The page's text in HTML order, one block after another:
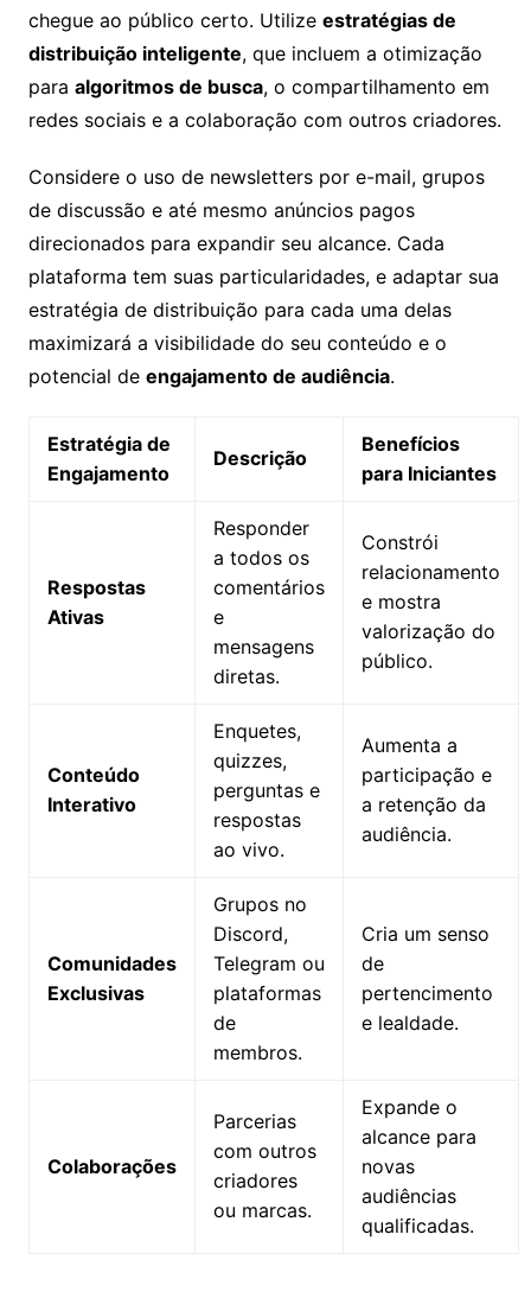
chegue ao público certo. Utilize estratégias de
distribuição inteligente, que incluem a otimização
para algoritmos de busca, o compartilhamento em
redes sociais e a colaboração com outros criadores.
Considere o uso de newsletters por e-mail, grupos
de discussão e até mesmo anúncios pagos
direcionados para expandir seu alcance. Cada
plataforma tem suas particularidades, e adaptar sua
estratégia de distribuição para cada uma delas
maximizará a visibilidade do seu conteúdo e o
potencial de engajamento de audiência.
Estratégia de
Engajamento
Descrição
Benefícios
para Iniciantes
Respostas
Ativas
Responder
a todos os
comentários
e
mensagens
diretas.
Constrói
relacionamento
e mostra
valorização do
público.
Conteúdo
Interativo
Enquetes,
quizzes,
perguntas e
respostas
ao vivo.
Aumenta a
participação e
a retenção da
audiência.
Comunidades
Exclusivas
Grupos no
Discord,
Telegram ou
plataformas
de
membros.
Cria um senso
de
pertencimento
e lealdade.
Colaborações
Parcerias
com outros
criadores
ou marcas.
Expande o
alcance para
novas
audiências
qualificadas.